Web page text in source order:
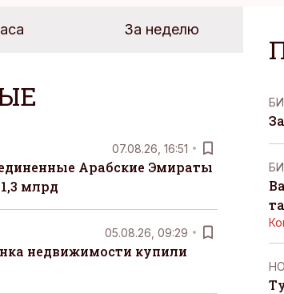
За неделю
07.08.26, 16:51
Арабские Эмираты
млрд
05.08.26, 09:29
недвижимости купили